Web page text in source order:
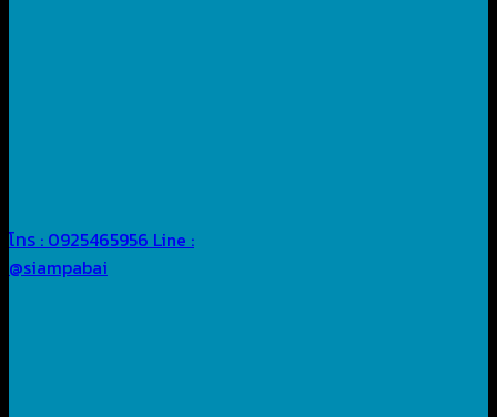
โทร : 0925465956 Line :
@siampabai